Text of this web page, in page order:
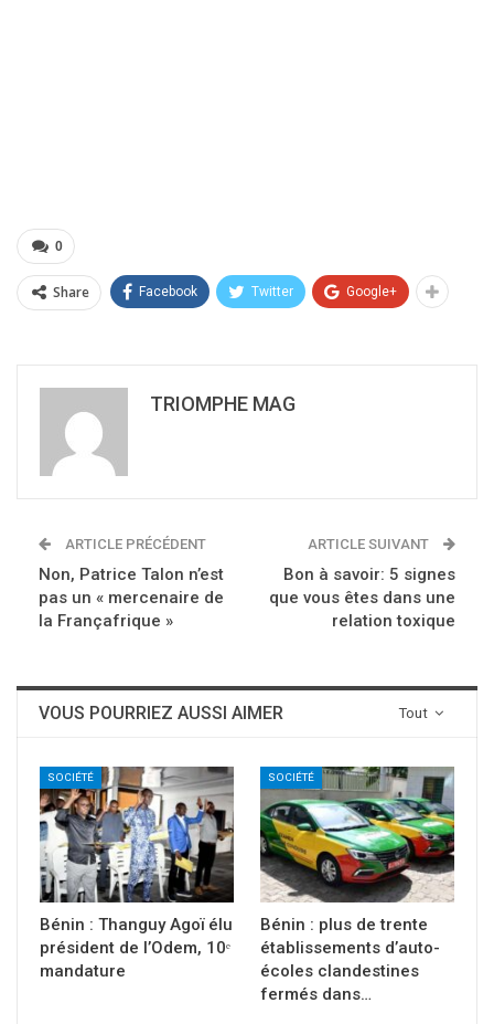
0
Share Facebook Twitter Google+
TRIOMPHE MAG
ARTICLE PRÉCÉDENT
Non, Patrice Talon n’est
pas un « mercenaire de
la Françafrique »
ARTICLE SUIVANT
Bon à savoir: 5 signes
que vous êtes dans une
relation toxique
Tout
VOUS POURRIEZ AUSSI AIMER
SOCIÉTÉ
Bénin : Thanguy Agoï élu
président de l’Odem, 10ᵉ
mandature
SOCIÉTÉ
Bénin : plus de trente
établissements d’auto-
écoles clandestines
fermés dans…